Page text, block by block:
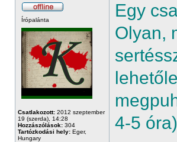
Írópalánta
Csatlakozott: 2012 szeptember
19 (szerda), 14:28
Hozzászólások: 304
Tartózkodási hely: Eger,
Hungary
Egy
Olyan,
4-5 óra)